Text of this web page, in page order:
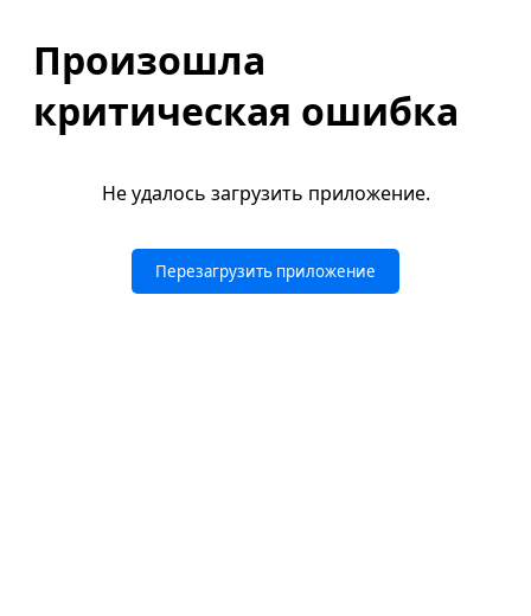
Произошла
критическая ошибка
Не удалось загрузить приложение.
Перезагрузить приложение